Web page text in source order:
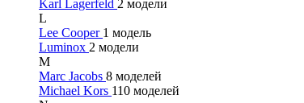
Karl Lagerfeld 2 модели
L
Lee Cooper 1 модель
Luminox 2 модели
M
Marc Jacobs 8 моделей
Michael Kors 110 моделей